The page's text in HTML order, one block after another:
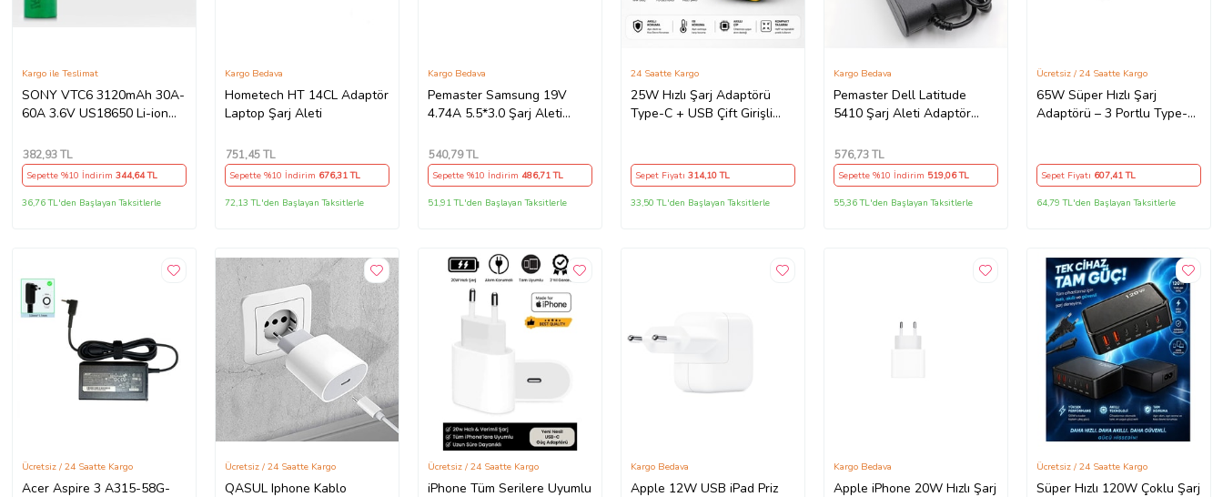
SONY VTC6 3120mAh 30A-
60A 3.6V US18650 Li-ion
Kargo ile Teslimat
382,93 TL
Sepette %10 İndirim 344,64 TL
36,76 TL'den Başlayan Taksitlerle
Hometech HT 14CL Adaptör
Laptop Şarj Aleti
Kargo Bedava
751,45 TL
Sepette %10 İndirim 676,31 TL
72,13 TL'den Başlayan Taksitlerle
Pemaster Samsung 19V
4.74A 5.5*3.0 Şarj Aleti
Kargo Bedava
540,79 TL
Sepette %10 İndirim 486,71 TL
51,91 TL'den Başlayan Taksitlerle
25W Hızlı Şarj Adaptörü
Type-C + USB Çift Girişli
24 Saatte Kargo
Sepet Fiyatı 314,10 TL
33,50 TL'den Başlayan Taksitlerle
Pemaster Dell Latitude
5410 Şarj Aleti Adaptör
Kargo Bedava
576,73 TL
Sepette %10 İndirim 519,06 TL
55,36 TL'den Başlayan Taksitlerle
65W Süper Hızlı Şarj
Adaptörü – 3 Portlu Type-C
Cihazı – iPhone, Samsung,
Laptop Uyumlu, 3 Portlu
65W PD + QC Hızlı Şarj
Tipi Şarj Adaptörü – Type-C
PD
Ücretsiz / 24 Saatte Kargo
Sepet Fiyatı 607,41 TL
64,79 TL'den Başlayan Taksitlerle
Acer Aspire 3 A315-58G-
Ücretsiz / 24 Saatte Kargo
QASUL Iphone Kablo
Ücretsiz / 24 Saatte Kargo
iPhone Tüm Serilere Uyumlu
Ücretsiz / 24 Saatte Kargo
Apple 12W USB iPad Priz
Kargo Bedava
Apple iPhone 20W Hızlı Şarj
Kargo Bedava
Süper Hızlı 120W Çoklu Şarj
Ücretsiz / 24 Saatte Kargo